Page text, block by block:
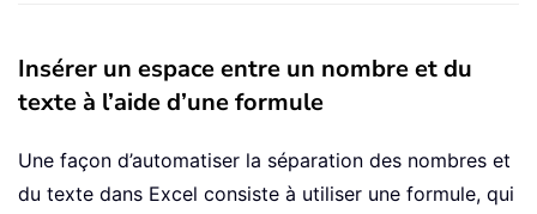
Insérer un espace entre un nombre et du
texte à l’aide d’une formule
Une façon d’automatiser la séparation des nombres et
du texte dans Excel consiste à utiliser une formule, qui